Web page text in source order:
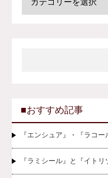
■おすすめ記事
『エンシュア』・『ラコ
『ラミシール』と『イト